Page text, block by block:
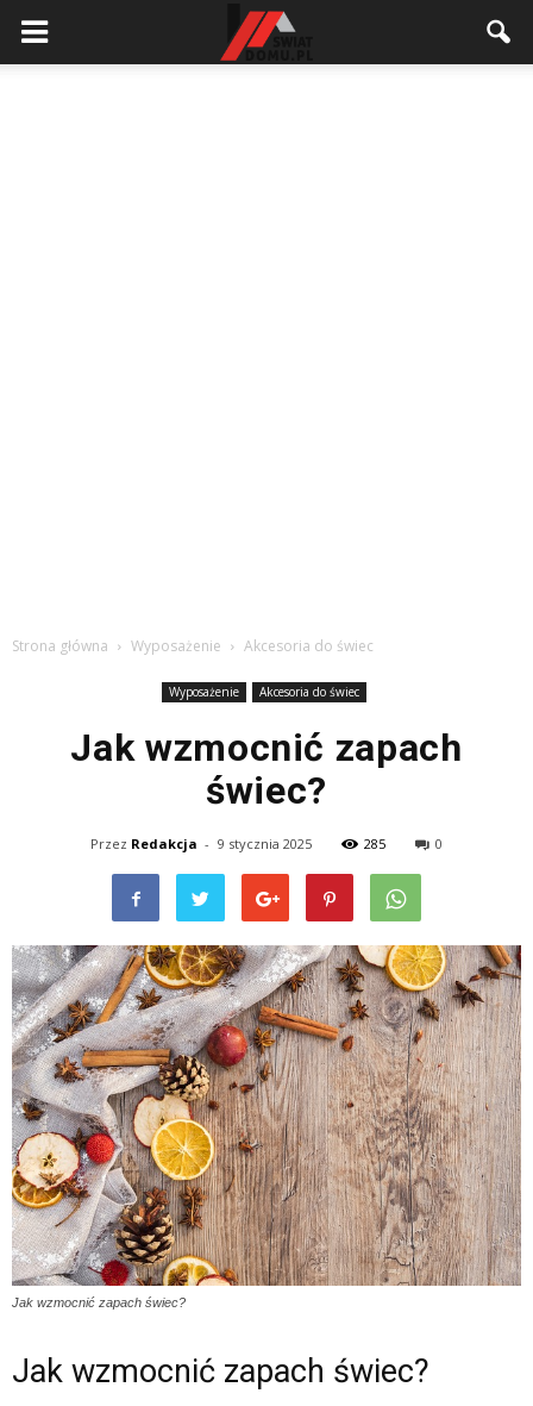
Strona główna Wyposażenie Akcesoria do świec
Wyposażenie Akcesoria do świec
Jak wzmocnić zapach
świec?
Przez Redakcja - 9 stycznia 2025 285 0
Jak wzmocnić zapach świec?
Jak wzmocnić zapach świec?